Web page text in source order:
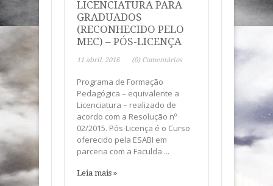
LICENCIATURA PARA
GRADUADOS
(RECONHECIDO PELO
MEC) – PÓS-LICENÇA
11 abril, 2016 (0) Comentários
Programa de Formação
Pedagógica – equivalente a
Licenciatura – realizado de
acordo com a Resolução nº
02/2015. Pós-Licença é o Curso
oferecido pela ESABI em
parceria com a Faculda ...
Leia mais »